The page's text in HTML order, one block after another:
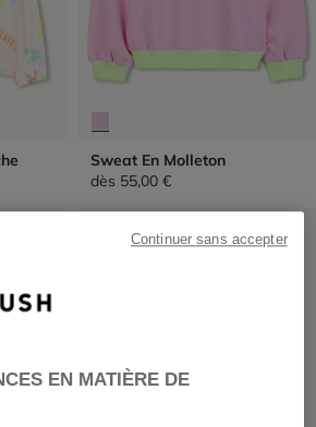
Sweat En Molleton
dès 55,00 €
EN MATIÈRE DE
Continuer sans accepter